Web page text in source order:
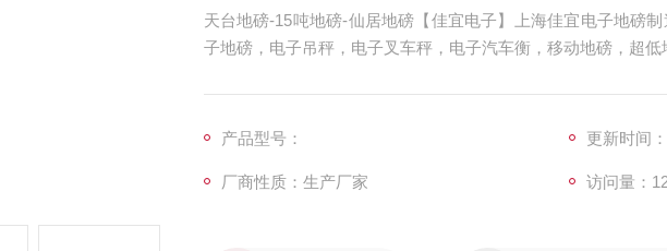
天台地磅-15吨地磅-仙居地磅【佳宜电子】上海佳宜电子地磅
子地磅，电子吊秤，电子叉车秤，电子汽车衡，移动地磅，超
产品型号：
更新时间
厂商性质：生产厂家 访问量：